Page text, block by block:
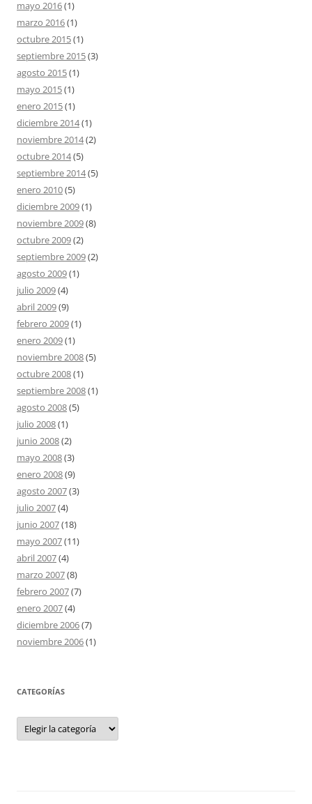
mayo 2016(1)
marzo 2016(1)
octubre 2015(1)
septiembre 2015(3)
agosto 2015(1)
mayo 2015(1)
enero 2015(1)
diciembre 2014(1)
noviembre 2014(2)
octubre 2014(5)
septiembre 2014(5)
enero 2010(5)
diciembre 2009(1)
noviembre 2009(8)
octubre 2009(2)
septiembre 2009(2)
agosto 2009(1)
julio 2009(4)
abril 2009(9)
febrero 2009(1)
enero 2009(1)
noviembre 2008(5)
octubre 2008(1)
septiembre 2008(1)
agosto 2008(5)
julio 2008(1)
junio 2008(2)
mayo 2008(3)
enero 2008(9)
agosto 2007(3)
julio 2007(4)
junio 2007(18)
mayo 2007(11)
abril 2007(4)
marzo 2007(8)
febrero 2007(7)
enero 2007(4)
diciembre 2006(7)
noviembre 2006(1)
CATEGORÍAS
Categorías